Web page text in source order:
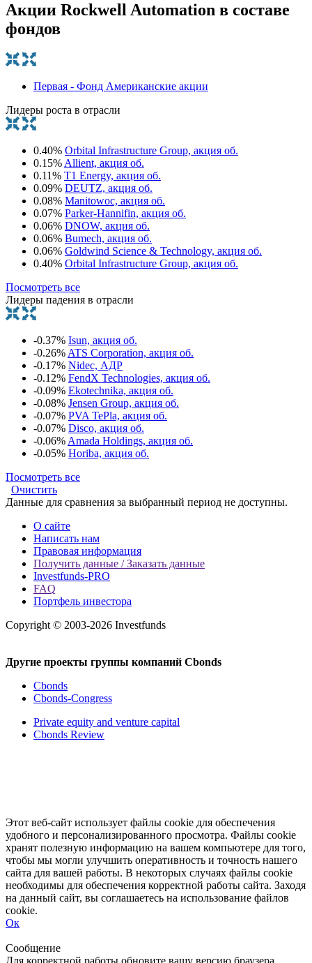
Акции Rockwell Automation в составе
фондов
Первая - Фонд Американские акции
Лидеры роста в отрасли
0.40% Orbital Infrastructure Group, акция об.
0.15% Allient, акция об.
0.11% T1 Energy, акция об.
0.09% DEUTZ, акция об.
0.08% Manitowoc, акция об.
0.07% Parker-Hannifin, акция об.
0.06% DNOW, акция об.
0.06% Bumech, акция об.
0.06% Goldwind Science & Technology, акция об.
0.40% Orbital Infrastructure Group, акция об.
Посмотреть все
Лидеры падения в отрасли
-0.37% Isun, акция об.
-0.26% ATS Corporation, акция об.
-0.17% Nidec, АДР
-0.12% FendX Technologies, акция об.
-0.09% Ekotechnika, акция об.
-0.08% Jensen Group, акция об.
-0.07% PVA TePla, акция об.
-0.07% Disco, акция об.
-0.06% Amada Holdings, акция об.
-0.05% Horiba, акция об.
Посмотреть все
Очистить
Данные для сравнения за выбранный период не доступны.
О сайте
Написать нам
Правовая информация
Получить данные / Заказать данные
Investfunds-PRO
FAQ
Портфель инвестора
Copyright © 2003-2026 Investfunds
Другие проекты группы компаний Cbonds
Cbonds
Cbonds-Congress
Private equity and venture capital
Cbonds Review
Этот веб-сайт использует файлы cookie для обеспечения
удобного и персонализированного просмотра. Файлы cookie
хранят полезную информацию на вашем компьютере для того,
чтобы мы могли улучшить оперативность и точность нашего
сайта для вашей работы. В некоторых случаях файлы cookie
необходимы для обеспечения корректной работы сайта. Заходя
на данный сайт, вы соглашаетесь на использование файлов
cookie.
Ок
Сообщение